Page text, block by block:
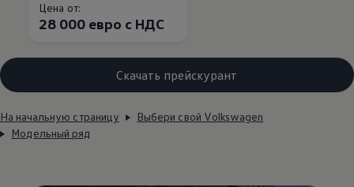
Цена от:
28 000 евро с НДС
Скачать прейскурант
На начальную страницу
Выбери свой Volkswagen
Модельный ряд